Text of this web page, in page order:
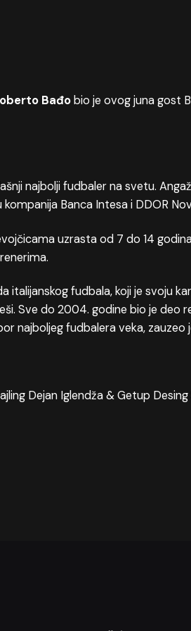
Bađobio je ovog juna gost
najbolji fudbaler na svetu.
Banca Intesa i DDOR
uzrasta od 7 do 14
italijanskog fudbala, koji je svoju
Sve do 2004. godine bio je deo
najboljeg fudbalera veka,
Dejan Iglendža & Getup